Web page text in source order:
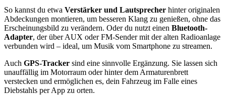
So kannst du etwa Verstärker und Lautsprecher hinter originalen
Abdeckungen montieren, um besseren Klang zu genießen, ohne das
Erscheinungsbild zu verändern. Oder du nutzt einen Bluetooth-
Adapter, der über AUX oder FM-Sender mit der alten Radioanlage
verbunden wird – ideal, um Musik vom Smartphone zu streamen.
Auch GPS-Tracker sind eine sinnvolle Ergänzung. Sie lassen sich
unauffällig im Motorraum oder hinter dem Armaturenbrett
verstecken und ermöglichen es, dein Fahrzeug im Falle eines
Diebstahls per App zu orten.